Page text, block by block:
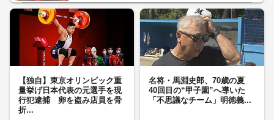
【独自】東京オリンピック重
量挙げ日本代表の元選手を現
行犯逮捕 卵を盗み店員を骨
折...
名将・馬淵史郎、70歳の夏
40回目の“甲子園”へ導いた
「不思議なチーム」明徳義...